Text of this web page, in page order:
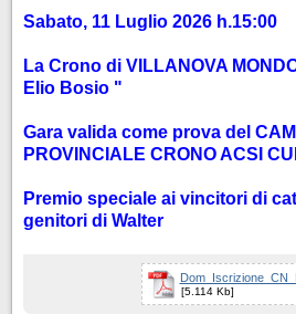
Sabato, 11 Luglio 2026 h.15:00
La Crono di VILLANOVA
Elio Bosio "
Gara valida come prova del
PROVINCIALE CRONO ACSI
Premio speciale ai vincitori di
genitori di Walter
[5.114 Kb]